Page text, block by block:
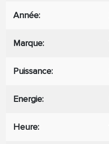
Année
Marque
Puissance
Energie
Heure